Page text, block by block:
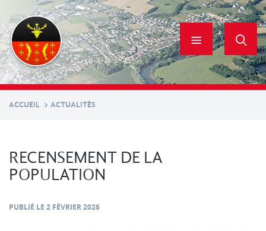
contenu
principal
ACCUEIL ACTUALITÉS
RECENSEMENT DE LA
POPULATION
PUBLIÉ LE 2 FÉVRIER 2026